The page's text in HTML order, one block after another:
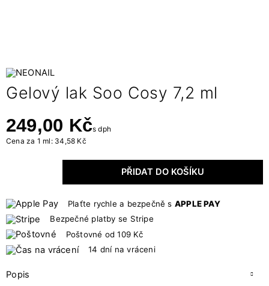
Gelový lak Soo Cosy 7,2 ml
249,00 Kčs dph
Cena za 1 ml: 34,58 Kč
PŘIDAT DO KOŠÍKU
Plaťte rychle a bezpečně s APPLE PAY
Bezpečné platby se Stripe
Poštovné od 109 Kč
14 dní na vráceni
Popis